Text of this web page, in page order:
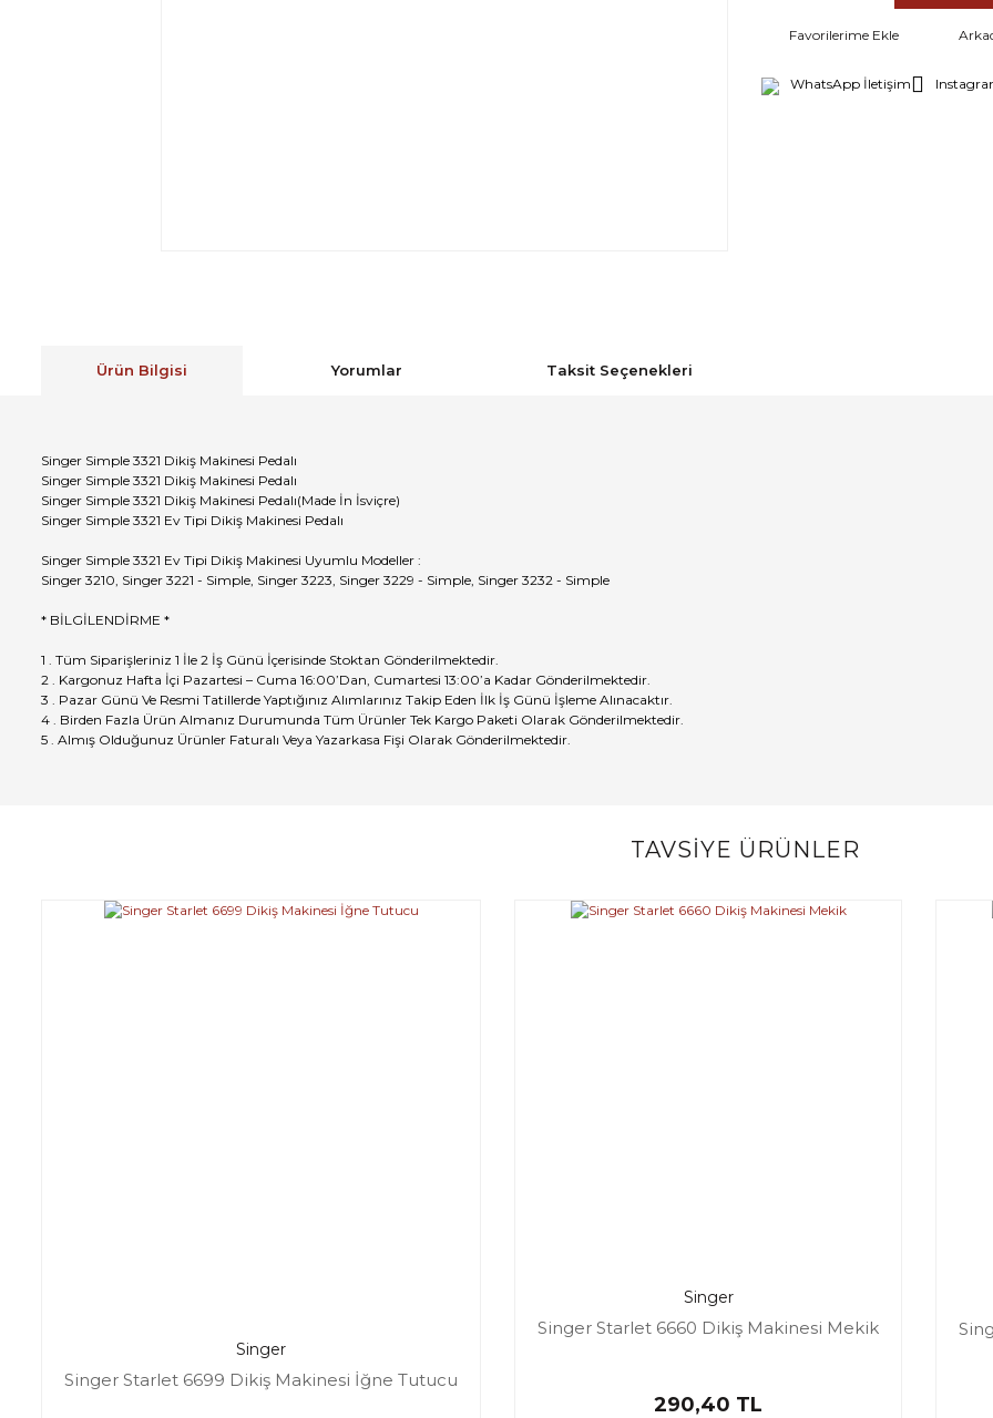
WhatsApp İletişim
Ürün Bilgisi Yorumlar Taksit Seçenekleri
Singer Simple 3321 Dikiş Makinesi Pedalı
Singer Simple 3321 Dikiş Makinesi Pedalı
Singer Simple 3321 Dikiş Makinesi Pedalı(Made İn İsviçre)
Singer Simple 3321 Ev Tipi Dikiş Makinesi Pedalı
Singer Simple 3321 Ev Tipi Dikiş Makinesi Uyumlu Modeller :
Singer 3210, Singer 3221 - Simple, Singer 3223, Singer 3229 - Simple, Singer 3232 - Simple
* BİLGİLENDİRME *
1 . Tüm Siparişleriniz 1 İle 2 İş Günü İçerisinde Stoktan Gönderilmektedir.
2 . Kargonuz Hafta İçi Pazartesi – Cuma 16:00’Dan, Cumartesi 13:00’a Kadar Gönderilmektedir.
3 . Pazar Günü Ve Resmi Tatillerde Yaptığınız Alımlarınız Takip Eden İlk İş Günü İşleme Alınacaktır.
4 . Birden Fazla Ürün Almanız Durumunda Tüm Ürünler Tek Kargo Paketi Olarak Gönderilmektedir.
5 . Almış Olduğunuz Ürünler Faturalı Veya Yazarkasa Fişi Olarak Gönderilmektedir.
Bu ürüne ilk yorumu siz yapın!
TAVSİYE ÜRÜNLER
Singer
Singer Starlet 6699 Dikiş Makinesi İğne Tutucu
Singer
Singer Starlet 6660 Dikiş Makinesi Mekik
290,40 TL